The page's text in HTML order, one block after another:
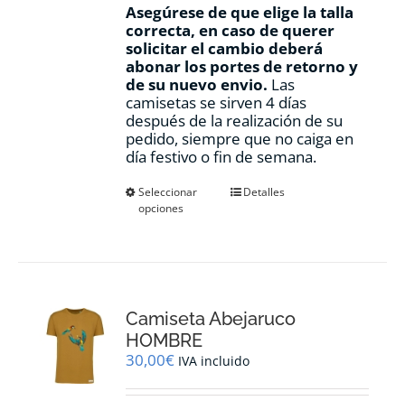
Asegúrese de que elige la talla
correcta, en caso de querer
solicitar el cambio deberá
abonar los portes de retorno y
de su nuevo envio. Las
camisetas se sirven 4 días
después de la realización de su
pedido, siempre que no caiga en
día festivo o fin de semana.
Seleccionar
opciones
Este
se
elegir
la
Detalles
Camiseta Abejaruco
HOMBRE
30,00€ IVA incluido